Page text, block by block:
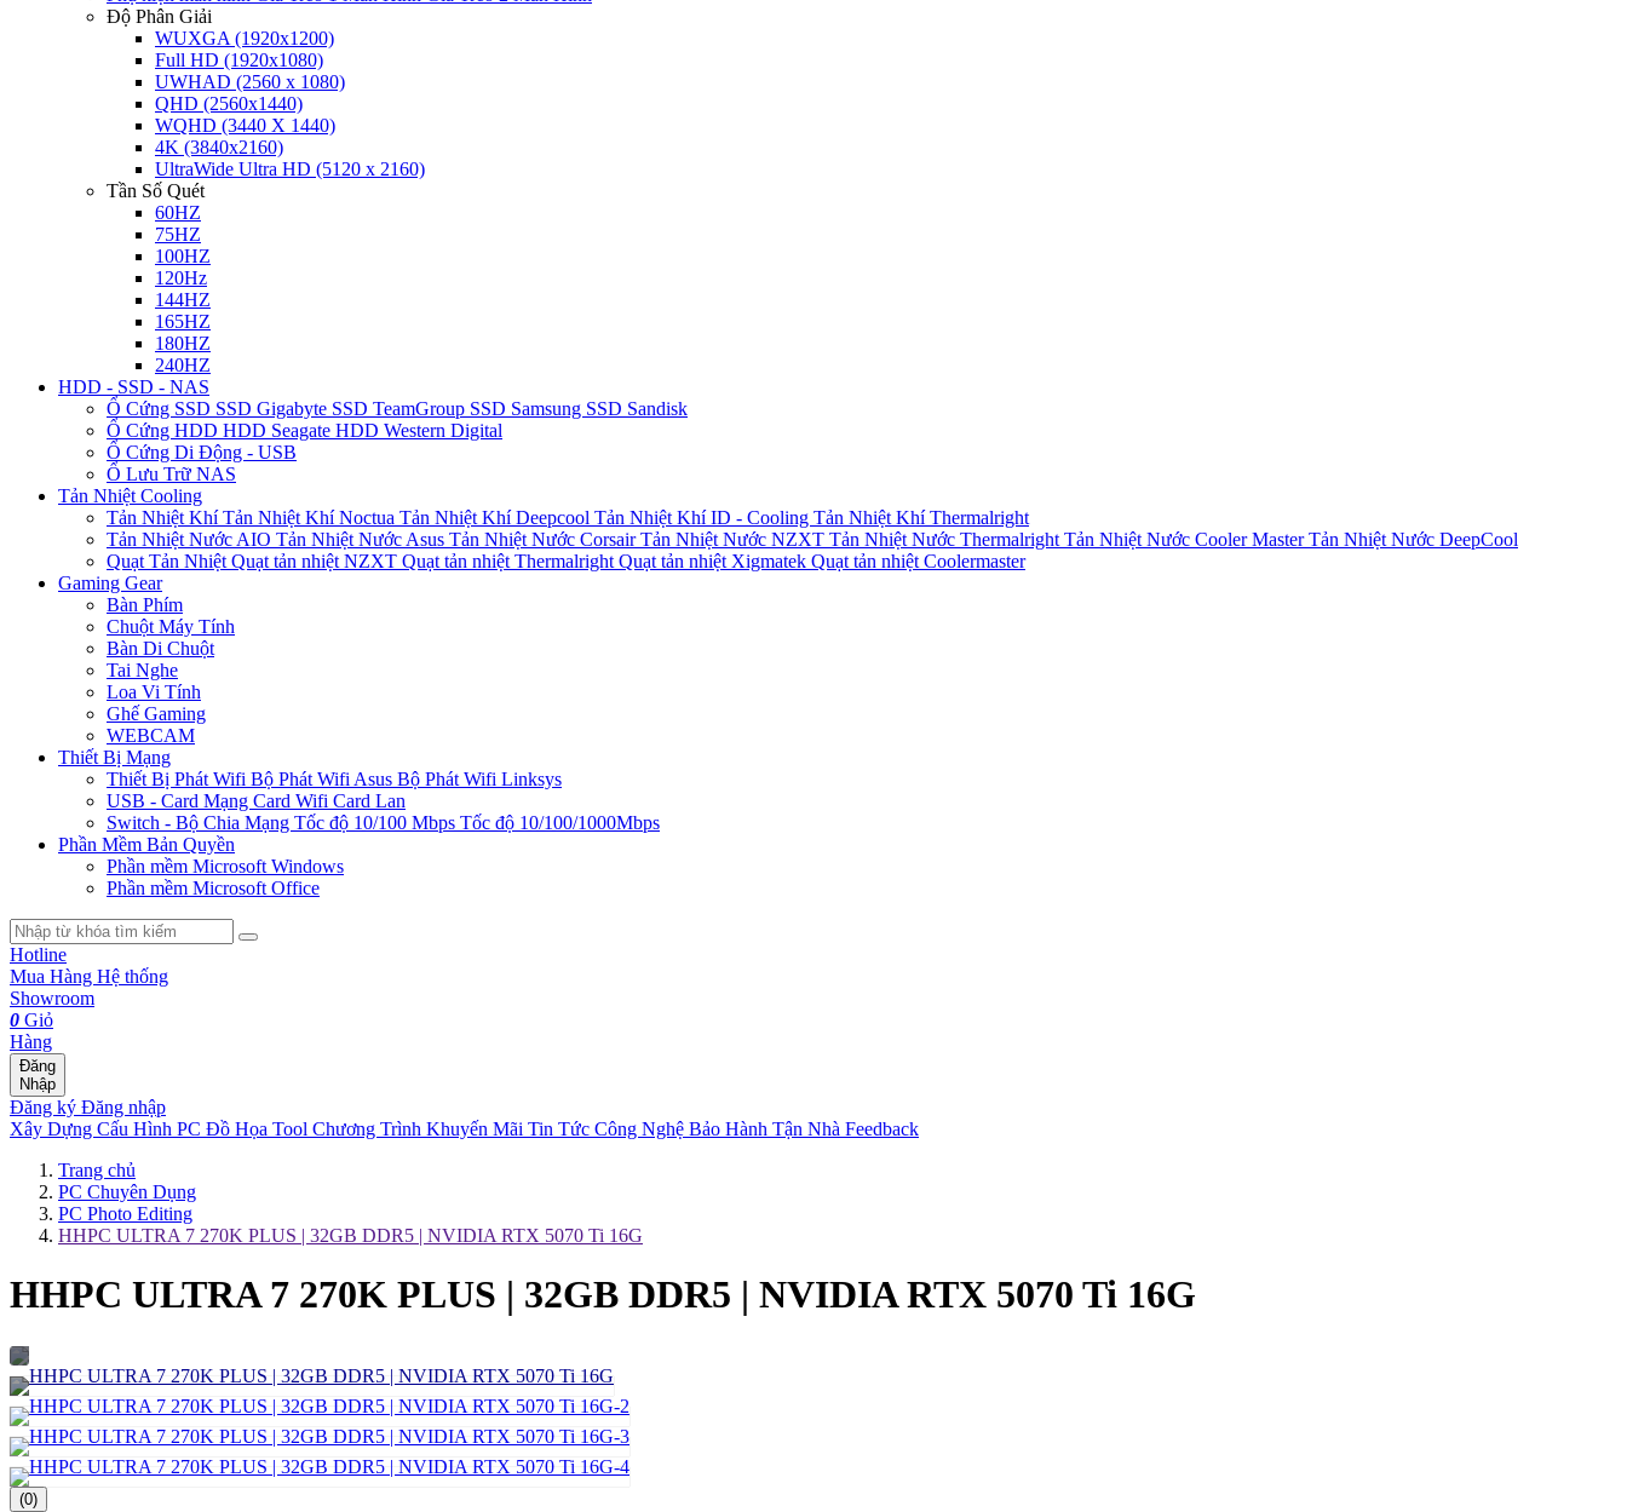
Độ Phân Giải
WUXGA (1920x1200)
Full HD (1920x1080)
UWHAD (2560 x 1080)
QHD (2560x1440)
WQHD (3440 X 1440)
4K (3840x2160)
UltraWide Ultra HD (5120 x 2160)
Tần Số Quét
60HZ
75HZ
100HZ
120Hz
144HZ
165HZ
180HZ
240HZ
HDD - SSD - NAS
Ổ Cứng SSD SSD Gigabyte SSD TeamGroup SSD Samsung SSD Sandisk
Ổ Cứng HDD HDD Seagate HDD Western Digital
Ổ Cứng Di Động - USB
Ổ Lưu Trữ NAS
Tản Nhiệt Cooling
Tản Nhiệt KhíTản Nhiệt Khí Noctua Tản Nhiệt Khí Deepcool Tản Nhiệt Khí ID - Cooling Tản Nhiệt Khí Thermalright
Tản Nhiệt Nước AIO Tản Nhiệt Nước Asus Tản Nhiệt Nước CorsairTản Nhiệt Nước NZXT Tản Nhiệt Nước Thermalright Tản Nhiệt Nước Cooler MasterTản Nhiệt Nước DeepCool
Quạt Tản Nhiệt Quạt tản nhiệt NZXT Quạt tản nhiệt Thermalright Quạt tản nhiệt Xigmatek Quạt tản nhiệt Coolermaster
Gaming Gear
Bàn Phím
Chuột Máy Tính
Bàn Di Chuột
Tai Nghe
Loa Vi Tính
Ghế Gaming
WEBCAM
Thiết Bị Mạng
Thiết Bị Phát Wifi Bộ Phát Wifi Asus Bộ Phát Wifi Linksys
USB - Card Mạng Card Wifi Card Lan
Switch - Bộ Chia Mạng Tốc độ 10/100 Mbps Tốc độ 10/100/1000Mbps
Phần Mềm Bản Quyền
Phần mềm Microsoft Windows
Phần mềm Microsoft Office
Hotline
Mua Hàng Hệ thống
Showroom
0 Giỏ
Hàng
Đăng
Nhập
Đăng ký Đăng nhập
Xây Dựng Cấu Hình PC Đồ Họa Tool Chương Trình Khuyến Mãi Tin Tức Công Nghệ Bảo Hành Tận Nhà Feedback
Trang chủ
PC Chuyên Dụng
PC Photo Editing
HHPC ULTRA 7 270K PLUS | 32GB DDR5 | NVIDIA RTX 5070 Ti 16G
HHPC ULTRA 7 270K PLUS | 32GB DDR5 | NVIDIA RTX 5070 Ti 16G
(0)